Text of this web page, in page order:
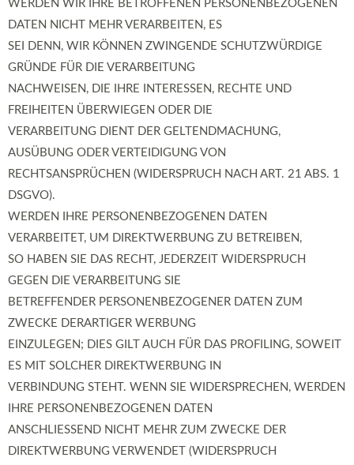
WERDEN WIR IHRE BETROFFENEN PERSONENBEZOGENEN
DATEN NICHT MEHR VERARBEITEN, ES
SEI DENN, WIR KÖNNEN ZWINGENDE SCHUTZWÜRDIGE
GRÜNDE FÜR DIE VERARBEITUNG
NACHWEISEN, DIE IHRE INTERESSEN, RECHTE UND
FREIHEITEN ÜBERWIEGEN ODER DIE
VERARBEITUNG DIENT DER GELTENDMACHUNG,
AUSÜBUNG ODER VERTEIDIGUNG VON
RECHTSANSPRÜCHEN (WIDERSPRUCH NACH ART. 21 ABS. 1
DSGVO).
WERDEN IHRE PERSONENBEZOGENEN DATEN
VERARBEITET, UM DIREKTWERBUNG ZU BETREIBEN,
SO HABEN SIE DAS RECHT, JEDERZEIT WIDERSPRUCH
GEGEN DIE VERARBEITUNG SIE
BETREFFENDER PERSONENBEZOGENER DATEN ZUM
ZWECKE DERARTIGER WERBUNG
EINZULEGEN; DIES GILT AUCH FÜR DAS PROFILING, SOWEIT
ES MIT SOLCHER DIREKTWERBUNG IN
VERBINDUNG STEHT. WENN SIE WIDERSPRECHEN, WERDEN
IHRE PERSONENBEZOGENEN DATEN
ANSCHLIESSEND NICHT MEHR ZUM ZWECKE DER
DIREKTWERBUNG VERWENDET (WIDERSPRUCH